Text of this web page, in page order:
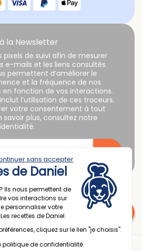
sans accepter
de Daniel
Ils nous permettent de
vos interactions sur
personnaliser votre
recettes de Daniel.
cliquez sur le lien "je choisis".
politique de confidentialité
la Newsletter
pixels de suivi afin de mesurer
e-mails et les liens consultés.
permettent d’améliorer le
et la fréquence de nos
fonction de vos interactions.
l’utilisation de ces traceurs.
votre consentement à tout
savoir plus, consultez notre
? Contactez nous
Passion France